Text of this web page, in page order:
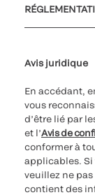
Avis juridique
En accédant,
vous
d’être lié par
et l’Avis de
conformer à
applicables. Si
veuillez ne
contient des